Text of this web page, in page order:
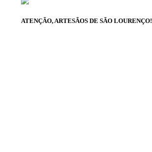
ATENÇÃO, ARTESÃOS DE SÃO LOURENÇO!